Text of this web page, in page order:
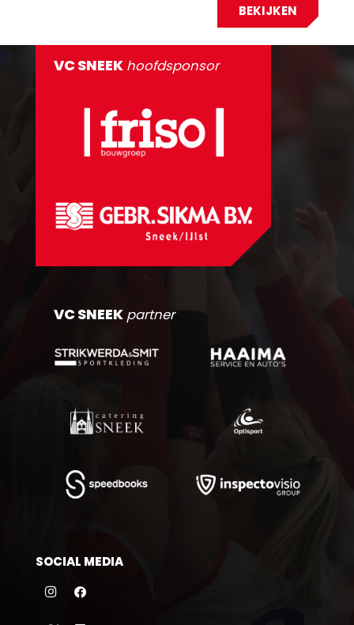
BEKIJKEN
VC SNEEK hoofdsponsor
VC SNEEK partner
SOCIAL MEDIA